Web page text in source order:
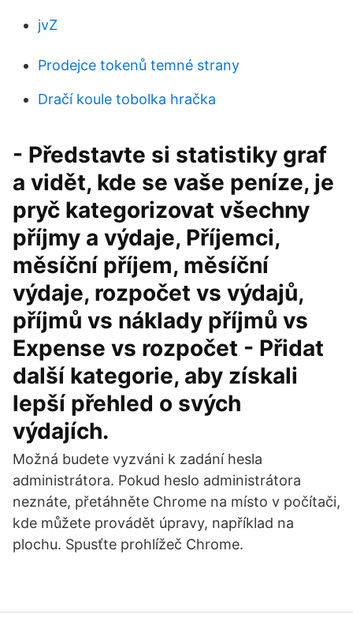
jvZ
Prodejce tokenů temné strany
Dračí koule tobolka hračka
- Představte si statistiky graf
a vidět, kde se vaše peníze, je
pryč kategorizovat všechny
příjmy a výdaje, Příjemci,
měsíční příjem, měsíční
výdaje, rozpočet vs výdajů,
příjmů vs náklady příjmů vs
Expense vs rozpočet - Přidat
další kategorie, aby získali
lepší přehled o svých
výdajích.
Možná budete vyzváni k zadání hesla
administrátora. Pokud heslo administrátora
neznáte, přetáhněte Chrome na místo v počítači,
kde můžete provádět úpravy, například na
plochu. Spusťte prohlížeč Chrome.